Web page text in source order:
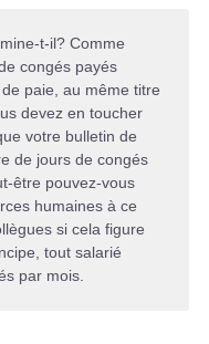
t-il? Comme
congés payés
paie, au même titre
devez en toucher
votre bulletin de
de jours de congés
être pouvez-vous
humaines à ce
si cela figure
tout salarié
par mois.